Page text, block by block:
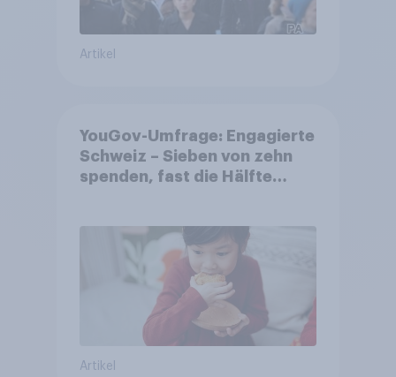
Artikel
YouGov-Umfrage: Engagierte
Schweiz – Sieben von zehn
spenden, fast die Hälfte
Artikel